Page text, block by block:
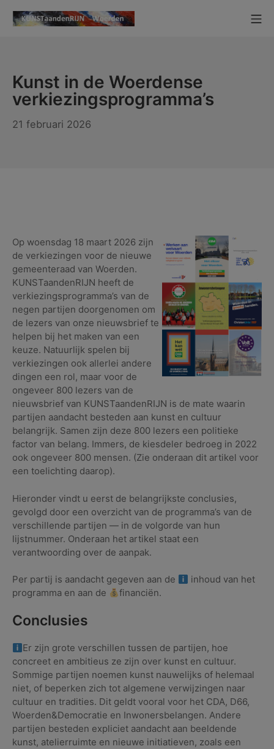
naar
Kunst in de Woerdense
verkiezingsprogramma’s
21 februari 2026
Op woensdag 18 maart 2026 zijn
de verkiezingen voor de nieuwe
gemeenteraad van Woerden.
KUNSTaandenRIJN heeft de
verkiezingsprogramma’s van de
negen partijen doorgenomen om
de lezers van onze nieuwsbrief te
helpen bij het maken van een
keuze. Natuurlijk spelen bij
verkiezingen ook allerlei andere
dingen een rol, maar voor de
ongeveer 800 lezers van de
nieuwsbrief van KUNSTaandenRIJN is de mate waarin
partijen aandacht besteden aan kunst en cultuur
belangrijk. Samen zijn deze 800 lezers een politieke
factor van belang. Immers, de kiesdeler bedroeg in 2022
ook ongeveer 800 mensen. (Zie onderaan dit artikel voor
een toelichting daarop).
Hieronder vindt u eerst de belangrijkste conclusies,
gevolgd door een overzicht van de programma’s van de
verschillende partijen — in de volgorde van hun
lijstnummer. Onderaan het artikel staat een
verantwoording over de aanpak.
Per partij is aandacht gegeven aan de
inhoud van het
programma en aan de
financiën.
Conclusies
Er zijn grote verschillen tussen de partijen, hoe
concreet en ambitieus ze zijn over kunst en cultuur.
Sommige partijen noemen kunst nauwelijks of helemaal
niet, of beperken zich tot algemene verwijzingen naar
cultuur en tradities. Dit geldt vooral voor het CDA, D66,
Woerden&Democratie en Inwonersbelangen. Andere
partijen besteden expliciet aandacht aan beeldende
kunst, atelierruimte en nieuwe initiatieven, zoals een